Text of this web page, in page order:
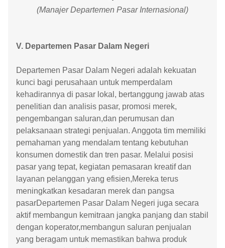
(Manajer Departemen Pasar Internasional)
V. Departemen Pasar Dalam Negeri
Departemen Pasar Dalam Negeri adalah kekuatan
kunci bagi perusahaan untuk memperdalam
kehadirannya di pasar lokal, bertanggung jawab atas
penelitian dan analisis pasar, promosi merek,
pengembangan saluran,dan perumusan dan
pelaksanaan strategi penjualan. Anggota tim memiliki
pemahaman yang mendalam tentang kebutuhan
konsumen domestik dan tren pasar. Melalui posisi
pasar yang tepat, kegiatan pemasaran kreatif dan
layanan pelanggan yang efisien,Mereka terus
meningkatkan kesadaran merek dan pangsa
pasarDepartemen Pasar Dalam Negeri juga secara
aktif membangun kemitraan jangka panjang dan stabil
dengan koperator,membangun saluran penjualan
yang beragam untuk memastikan bahwa produk